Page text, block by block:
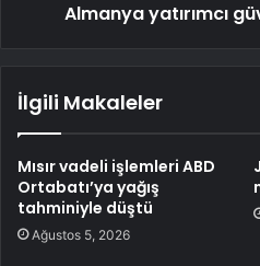
Almanya yatırımcı
İlgili Makaleler
Mısır vadeli işlemleri ABD
Ortabatı’ya yağış
tahminiyle düştü
Ağustos 5, 2026